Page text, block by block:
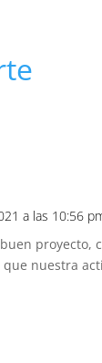
a las 10:56
proyecto,
nuestra